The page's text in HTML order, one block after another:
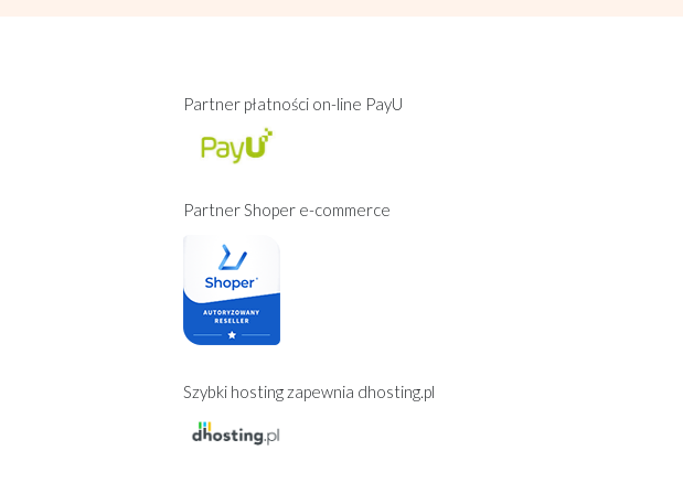
Partner płatności on-line PayU
Partner Shoper e-commerce
Szybki hosting zapewnia dhosting.pl